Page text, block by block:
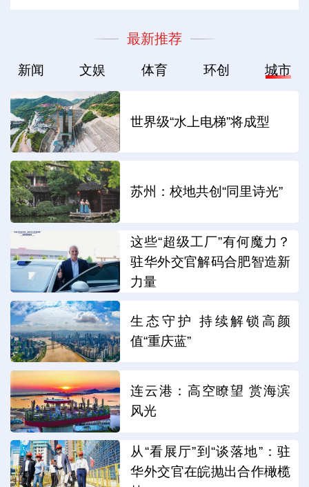
最新推荐
新闻 文娱 体育 环创 城市
世界级“水上电梯”将成型
苏州：校地共创“同里诗光”
这些“超级工厂”有何魔力？
驻华外交官解码合肥智造新
力量
生态守护 持续解锁高颜
值“重庆蓝”
连云港：高空瞭望 赏海滨
风光
从“看展厅”到“谈落地”：驻
华外交官在皖抛出合作橄榄